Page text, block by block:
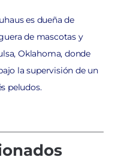
es dueña de
de mascotas y
Oklahoma, donde
la supervisión de un
peludos.